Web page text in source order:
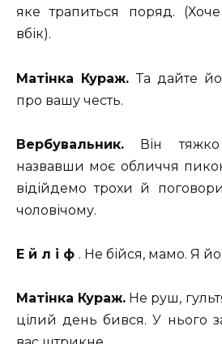
яке трапиться поряд.
вбік).
Матінка Кураж. Та дайте
про вашу честь.
Вербувальник. Він
назвавши моє обличчя
відійдемо трохи й
чоловічому.
Е й л і ф . Не бійся, мамо. Я
Матінка Кураж. Не руш,
цілий день бився. У нього